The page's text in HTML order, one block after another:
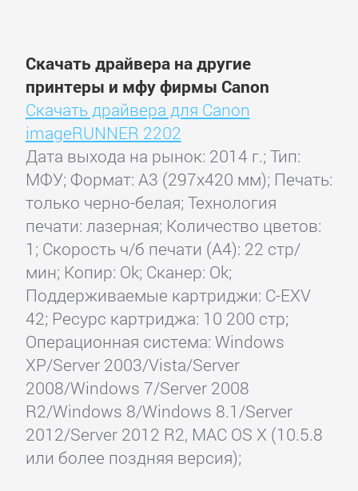
Скачать драйвера на другие
принтеры и мфу фирмы Canon
Скачать драйвера для Canon
imageRUNNER 2202
Дата выхода на рынок: 2014 г.; Тип:
МФУ; Формат: A3 (297x420 мм); Печать:
только черно-белая; Технология
печати: лазерная; Количество цветов:
1; Скорость ч/б печати (А4): 22 стр/
мин; Копир: Ok; Сканер: Ok;
Поддерживаемые картриджи: C-EXV
42; Ресурс картриджа: 10 200 стр;
Операционная система: Windows
XP/Server 2003/Vista/Server
2008/Windows 7/Server 2008
R2/Windows 8/Windows 8.1/Server
2012/Server 2012 R2, MAC OS X (10.5.8
или более поздняя версия);